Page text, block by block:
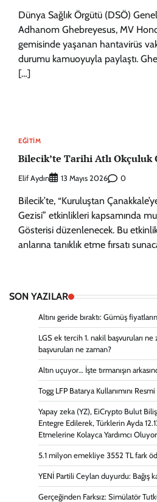
Dünya Sağlık Örgütü (DSÖ)
Adhanom Ghebreyesus, MV
gemisinde yaşanan hantavirüs
durumu kamuoyuyla paylaştı.
[…]
EĞITIM
Bilecik’te Tarihi Atlı Okçuluk
Elif Aydın 13 Mayıs 2026 0
Bilecik’te, “Kuruluştan
Gezisi” etkinlikleri kapsamında
Gösterisi düzenlenecek. Bu
anlarına tanıklık etme fırsatı
SON YAZILAR
Altını geride bıraktı: Gümüş
LGS ek tercih 1. nakil başvuruları
başvuruları ne zaman?
Altın uçuyor… İşte tırmanışın
Togg LFP Batarya Kullanımını
Yapay zeka (YZ), EiCrypto Bulut
Entegre Edilerek, Türklerin Ayda
Etmelerine Kolayca Yardımcı Oluyor
5.1 milyon emekliye 3552 TL fark
YENİ Partili Ceylan duyurdu: Bağış
Gerçeğinden Farksız: Simülatör